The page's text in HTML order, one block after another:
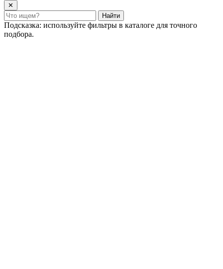
✕
Найти
Подсказка: используйте фильтры в каталоге для точного
подбора.